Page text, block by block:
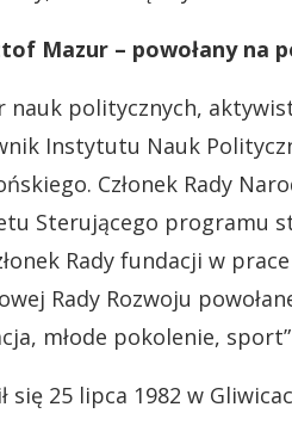
Mazur – powołany na
nauk politycznych,
Instytutu Nauk
Członek Rady
Sterującego programu
Rady fundacji w
Rady Rozwoju
młode pokolenie,
się 25 lipca 1982 w